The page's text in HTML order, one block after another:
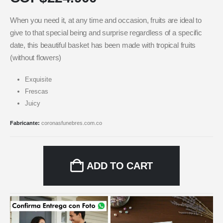
When you need it, at any time and occasion, fruits are ideal to
give to that special being and surprise regardless of a specific
date, this beautiful basket has been made with tropical fruits
(without flowers)
Exquisite
Frescas
Juicy
Fabricante: coronasfunebres.com.co
ADD TO CART